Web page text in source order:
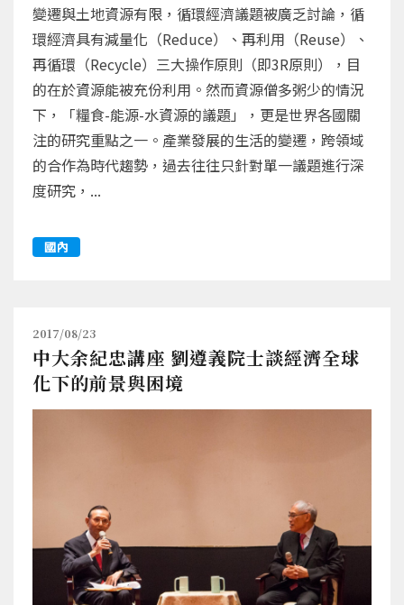
變遷與土地資源有限，循環經濟議題被廣乏討論，循
環經濟具有減量化（Reduce）、再利用（Reuse）、
再循環（Recycle）三大操作原則（即3R原則），目
的在於資源能被充份利用。然而資源僧多粥少的情況
下，「糧食-能源-水資源的議題」，更是世界各國關
注的研究重點之一。產業發展的生活的變遷，跨領域
的合作為時代趨勢，過去往往只針對單一議題進行深
度研究，...
國內
2017/08/23
中大余紀忠講座 劉遵義院士談經濟全球
化下的前景與困境